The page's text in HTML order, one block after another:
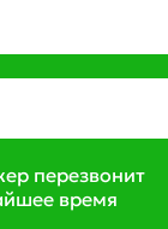
перезвонит
время